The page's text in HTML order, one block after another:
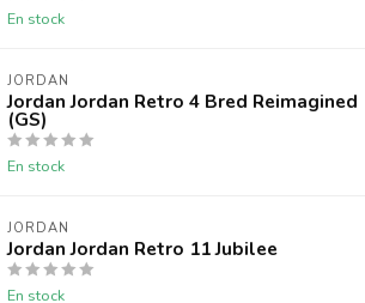
En stock
JORDAN
Jordan Jordan Retro 4 Bred Reimagined
(GS)
En stock
JORDAN
Jordan Jordan Retro 11 Jubilee
En stock